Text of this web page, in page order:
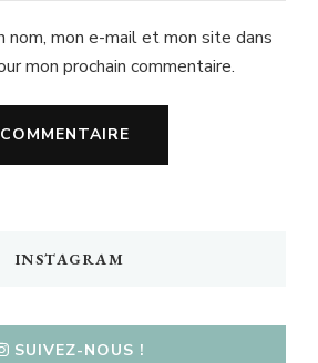
nom, mon e-mail et mon site dans
mon prochain commentaire.
INSTAGRAM
SUIVEZ-NOUS !